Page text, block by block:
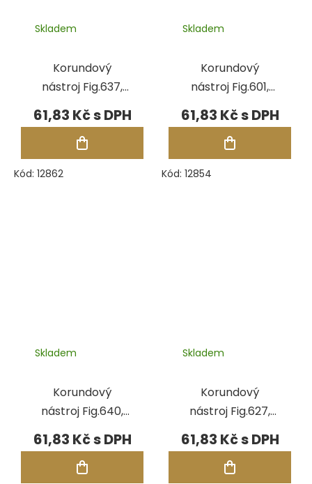
Korundový
nástroj Fig.637,
pr.2,50 mm
Skladem
61,83 Kč
Kód: 12862
Korundový
nástroj Fig.601,
pr.3,00 mm
Skladem
61,83 Kč
Kód: 12854
Korundový
nástroj Fig.640,
pr.5,00 mm
Skladem
61,83 Kč
Korundový
nástroj Fig.627,
pr.6,00 mm
Skladem
61,83 Kč